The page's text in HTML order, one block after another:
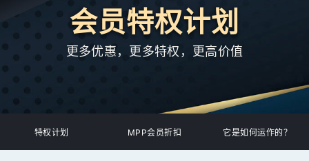
会员特权计划
更多优惠，更多特权，更高价值
特权计划 MPP会员折扣 它是如何运作的？